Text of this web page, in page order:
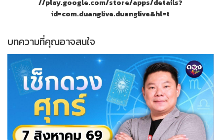
//play.google.com/store/apps/details?
id=com.duanglive.duanglive&hl=t
บทความที่คุณอาจสนใจ